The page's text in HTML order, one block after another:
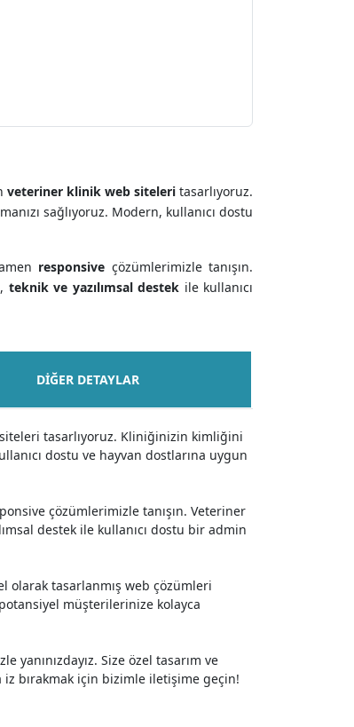
veteriner klinik web siteleritasarlıyoruz.
sağlıyoruz. Modern, kullanıcı dostu
responsive çözümlerimizle tanışın.
teknik ve yazılımsal destek ile kullanıcı
DIĞER DETAYLAR
tasarlıyoruz. Kliniğinizin kimliğini
dostu ve hayvan dostlarına uygun
çözümlerimizle tanışın. Veteriner
destek ile kullanıcı dostu bir admin
tasarlanmış web çözümleri
müşterilerinize kolayca
Size özel tasarım ve
iz bırakmak için bizimle iletişime geçin!